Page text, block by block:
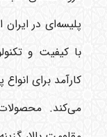
پلیسه‌ای در
با کیفیت و
کارآمد برای
می‌کند.